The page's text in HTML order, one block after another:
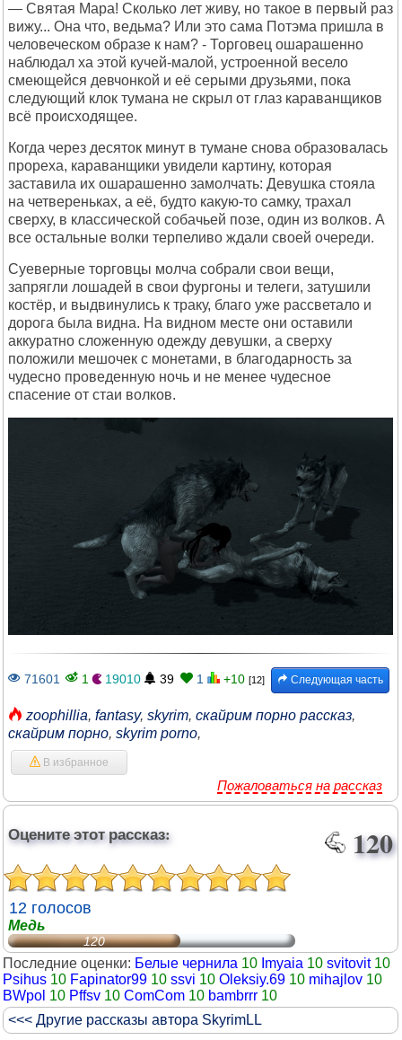
— Святая Мара! Сколько лет живу, но такое в первый раз
вижу... Она что, ведьма? Или это сама Потэма пришла в
человеческом образе к нам? - Торговец ошарашенно
наблюдал ха этой кучей-малой, устроенной весело
смеющейся девчонкой и её серыми друзьями, пока
следующий клок тумана не скрыл от глаз караванщиков
всё происходящее.
Когда через десяток минут в тумане снова образовалась
прореха, караванщики увидели картину, которая
заставила их ошарашенно замолчать: Девушка стояла
на четвереньках, а её, будто какую-то самку, трахал
сверху, в классической собачьей позе, один из волков. А
все остальные волки терпеливо ждали своей очереди.
Суеверные торговцы молча собрали свои вещи,
запрягли лошадей в свои фургоны и телеги, затушили
костёр, и выдвинулись к траку, благо уже рассветало и
дорога была видна. На видном месте они оставили
аккуратно сложенную одежду девушки, а сверху
положили мешочек с монетами, в благодарность за
чудесно проведенную ночь и не менее чудесное
спасение от стаи волков.
71601 1 19010 39 1 +10 [12] Следующая часть
zoophillia, fantasy, skyrim, скайрим порно рассказ,
скайрим порно, skyrim porno,
В избранное
Пожаловаться на рассказ
Оцените этот рассказ: 120
12 голосов
Медь
120
Последние оценки: Белые чернила 10 Imyaia 10 svitovit 10
Psihus 10 Fapinator99 10 ssvi 10 Oleksiy.69 10 mihajlov 10
BWpol 10 Pffsv 10 ComCom 10 bambrrr 10
<<< Другие рассказы автора SkyrimLL